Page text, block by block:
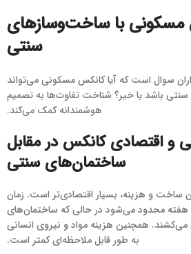
مسکونی با ساخت‌وسازهای
سنتی
سوال است که آیا کانکس مسکونی می‌تواند
باشد یا خیر؟ شناخت تفاوت‌ها به تصمیم
هوشمندانه کمک می‌کند.
و اقتصادی کانکس در مقابل
ساختمان‌های سنتی
ساخت و هزینه، بسیار اقتصادی‌تر است. زمان
هفته محدود می‌شود در حالی که ساختمان‌های
همچنین هزینه مواد و نیروی انسانی
به طور قابل ملاحظه‌ای کمتر است.